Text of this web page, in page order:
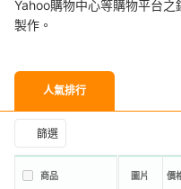
Yahoo購物中心等購物平台
製作。
人氣排行
篩選
商品 圖片 價